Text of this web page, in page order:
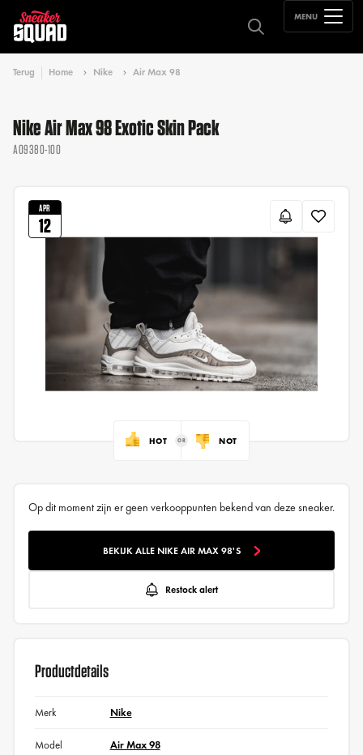
MENU
Terug Home Nike Air Max 98
Nike Air Max 98 Exotic Skin Pack
AO9380-100
APR
12
HOT NOT
Op dit moment zijn er geen verkooppunten bekend van deze sneaker.
BEKIJK ALLE NIKE AIR MAX 98'S
Restock alert
Productdetails
Merk Nike
Model Air Max 98